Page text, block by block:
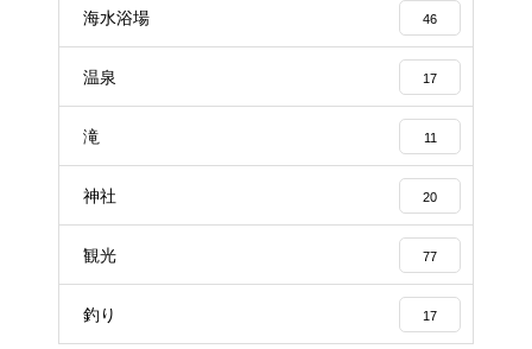
海水浴場 46
温泉 17
滝 11
神社 20
観光 77
釣り 17